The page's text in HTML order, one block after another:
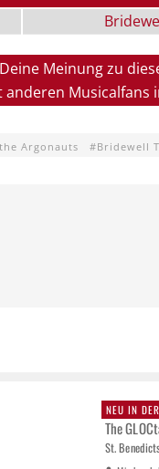
Meinung zu
anderen Musicalfans
Argonauts Bridewell
NEU IN
The
St.